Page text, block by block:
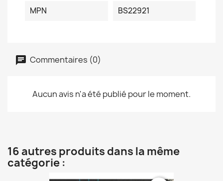
MPN BS22921
Commentaires (0)
Aucun avis n'a été publié pour le moment.
16 autres produits dans la même
catégorie :